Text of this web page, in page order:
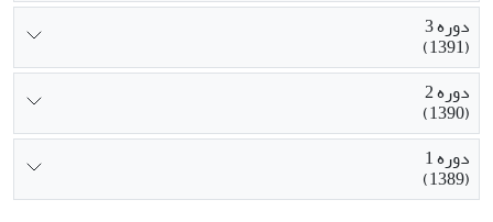
دوره 3
(1391)
دوره 2
(1390)
دوره 1
(1389)